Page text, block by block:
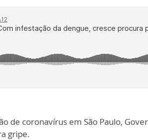
de coronavírus em São Paulo,
gripe.